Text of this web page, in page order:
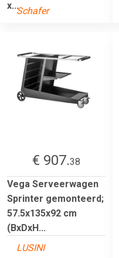
x...Schafer
€ 907.38
Vega Serveerwagen
Sprinter gemonteerd;
57.5x135x92 cm
(BxDxH...
LUSINI